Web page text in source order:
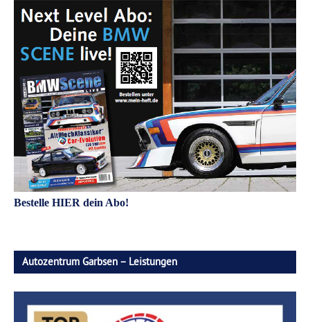
Bestelle HIER dein Abo!
Autozentrum Garbsen – Leistungen